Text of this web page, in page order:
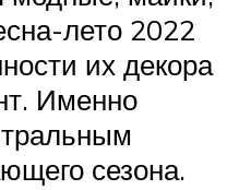
лето 2022
их декора
Именно
сезона.